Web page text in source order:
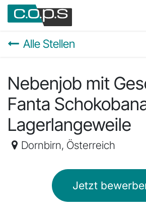
Zum Inhalt springen
Alle Stellen
Nebenjob mit
Fanta
Lagerlangeweile
Dornbirn, Österreich
Jetzt